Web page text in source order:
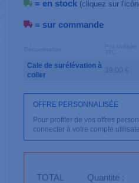
= en stock (cliquez sur
= sur commande
Cale de surélévation à
coller
39.00 €
OFFRE PERSONNALISÉE
Pour profiter de vos offres
connecter à votre compte
TOTAL Quantité :